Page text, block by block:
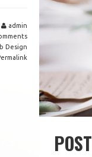
admin
Design
POST